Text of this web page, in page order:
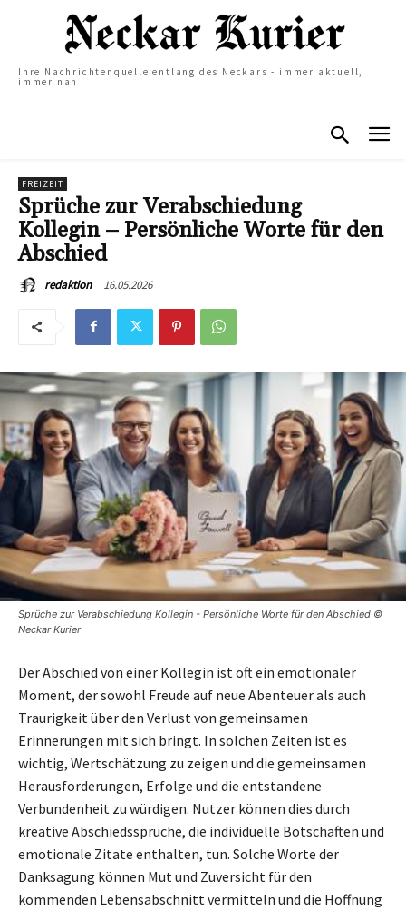
Ihre Nachrichtenquelle entlang des Neckars - immer aktuell,
immer nah
FREIZEIT
Sprüche zur Verabschiedung
Kollegin – Persönliche Worte für den
Abschied
redaktion 16.05.2026
Sprüche zur Verabschiedung Kollegin - Persönliche Worte für den Abschied ©
Neckar Kurier
Der Abschied von einer Kollegin ist oft ein emotionaler
Moment, der sowohl Freude auf neue Abenteuer als auch
Traurigkeit über den Verlust von gemeinsamen
Erinnerungen mit sich bringt. In solchen Zeiten ist es
wichtig, Wertschätzung zu zeigen und die gemeinsamen
Herausforderungen, Erfolge und die entstandene
Verbundenheit zu würdigen. Nutzer können dies durch
kreative Abschiedssprüche, die individuelle Botschaften und
emotionale Zitate enthalten, tun. Solche Worte der
Danksagung können Mut und Zuversicht für den
kommenden Lebensabschnitt vermitteln und die Hoffnung